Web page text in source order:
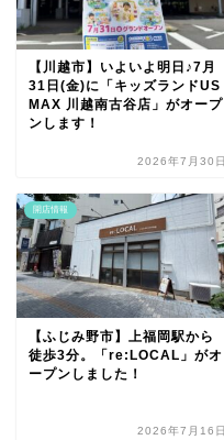
【川越市】いよいよ明日♪7月
31日(金)に「キッズランドUS
MAX 川越南古谷店」がオープ
ンします！
2026年7月30日
開店情報
【ふじみ野市】上福岡駅から
徒歩3分。「re:LOCAL」がオ
ープンしました！
2026年7月16日